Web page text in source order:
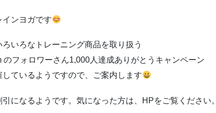
インヨガです
いろなトレーニング商品を取り扱う
のフォロワーさん1,000人達成ありがとうキャンペーン
ているようですので、ご案内します
になるようです。気になった方は、HPをご覧ください。